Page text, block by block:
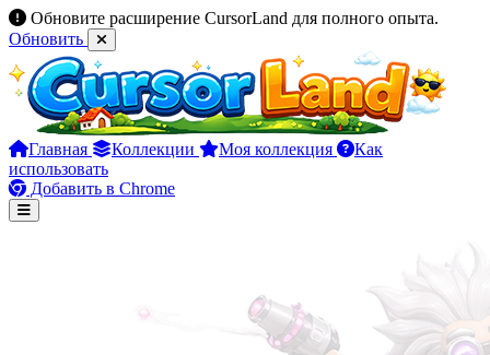
Обновите расширение CursorLand для полного опыта.
Обновить
Главная Коллекции Моя коллекция
Как
использовать
Добавить в Chrome